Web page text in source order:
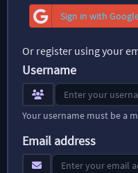
Sign in with
Or register using your
Username
Your username must be a
Email address